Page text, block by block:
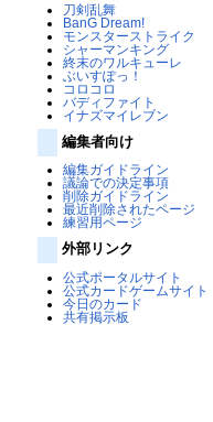
刀剣乱舞
BanG Dream!
モンスターストライク
シャーマンキング
終末のワルキューレ
ぶいすぽっ！
コロコロ
バディファイト
イナズマイレブン
編集者向け
編集ガイドライン
議論での決定事項
削除ガイドライン
最近削除されたページ
練習用ページ
外部リンク
公式ポータルサイト
公式カードゲームサイト
今日のカード
共有掲示板